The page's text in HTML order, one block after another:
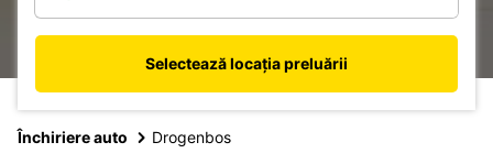
Selectează locația preluării
Închiriere auto Drogenbos